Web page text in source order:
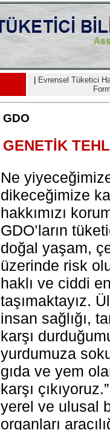
Evrensel Tüketici
GDO
GENETİK
Ne
dikeceğimize
hakkımızı
GDO’ların
doğal yaşam,
üzerinde risk
haklı ve ciddi
taşımaktayız.
insan sağlığı,
karşı
yurdumuza
gıda ve yem
karşı çıkıyoruz.”
yerel ve ulusal
organları